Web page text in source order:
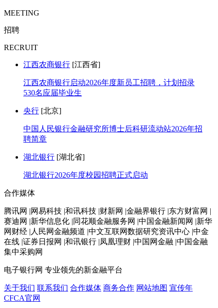
MEETING
招聘
RECRUIT
江西农商银行 [江西省]
江西农商银行启动2026年度新员工招聘，计划招录
530名应届毕业生
央行 [北京]
中国人民银行金融研究所博士后科研流动站2026年招
聘简章
湖北银行 [湖北省]
湖北银行2026年度校园招聘正式启动
合作媒体
腾讯网 |网易科技 |和讯科技 |财新网 |金融界银行 |东方财富网 |
赛迪网 |新华信息化 |同花顺金融服务网 |中国金融新闻网 |新华
网财经 |人民网金融频道 |中文互联网数据研究资讯中心 |中金
在线 |证券日报网 |和讯银行 |凤凰理财 |中国网金融 |中国金融
集中采购网
电子银行网 专业领先的新金融平台
关于我们 联系我们 合作媒体 商务合作 网站地图 宣传年
CFCA官网